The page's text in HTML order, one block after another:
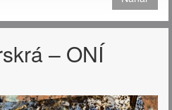
– ONÍ